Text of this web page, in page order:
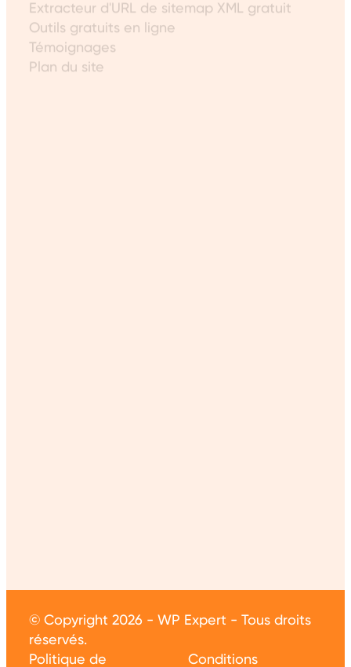
Outils gratuits en ligne
Témoignages
Plan du site
© Copyright 2026 - WP Expert - Tous droits
réservés.
Politique de
Conditions